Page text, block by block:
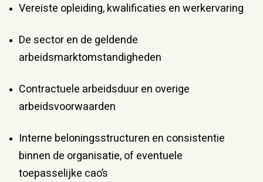
Vereiste opleiding, kwalificaties en werkervaring
De sector en de geldende
arbeidsmarktomstandigheden
Contractuele arbeidsduur en overige
arbeidsvoorwaarden
Interne beloningsstructuren en consistentie
binnen de organisatie, of eventuele
toepasselijke cao’s